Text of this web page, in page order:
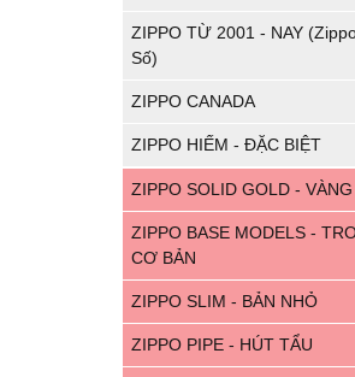
ZIPPO TỪ 2001 - NAY
Số)
ZIPPO CANADA
ZIPPO HIẾM - ĐẶC BIỆT
ZIPPO SOLID GOLD - VÀNG
ZIPPO BASE MODELS -
CƠ BẢN
ZIPPO SLIM - BẢN NHỎ
ZIPPO PIPE - HÚT TẨU